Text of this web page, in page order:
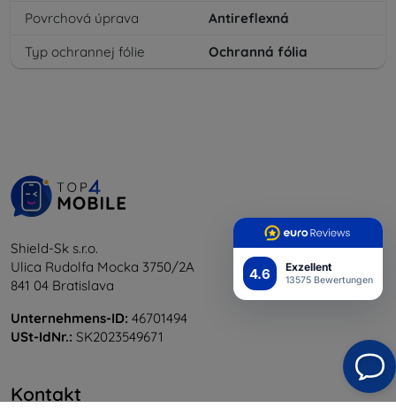
4.6 Exzellent
13575 Bewertungen
Povrchová úprava
Antireflexná
Typ ochrannej fólie
Ochranná fólia
Shield-Sk s.r.o.
Ulica Rudolfa Mocka 3750/2A
841 04 Bratislava
Unternehmens-ID: 46701494
USt-IdNr.: SK2023549671
Kontakt